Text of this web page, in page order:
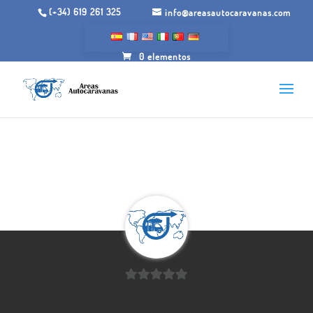
(+34) 619 261 325 info@areasautocaravanas.com
0 elementos